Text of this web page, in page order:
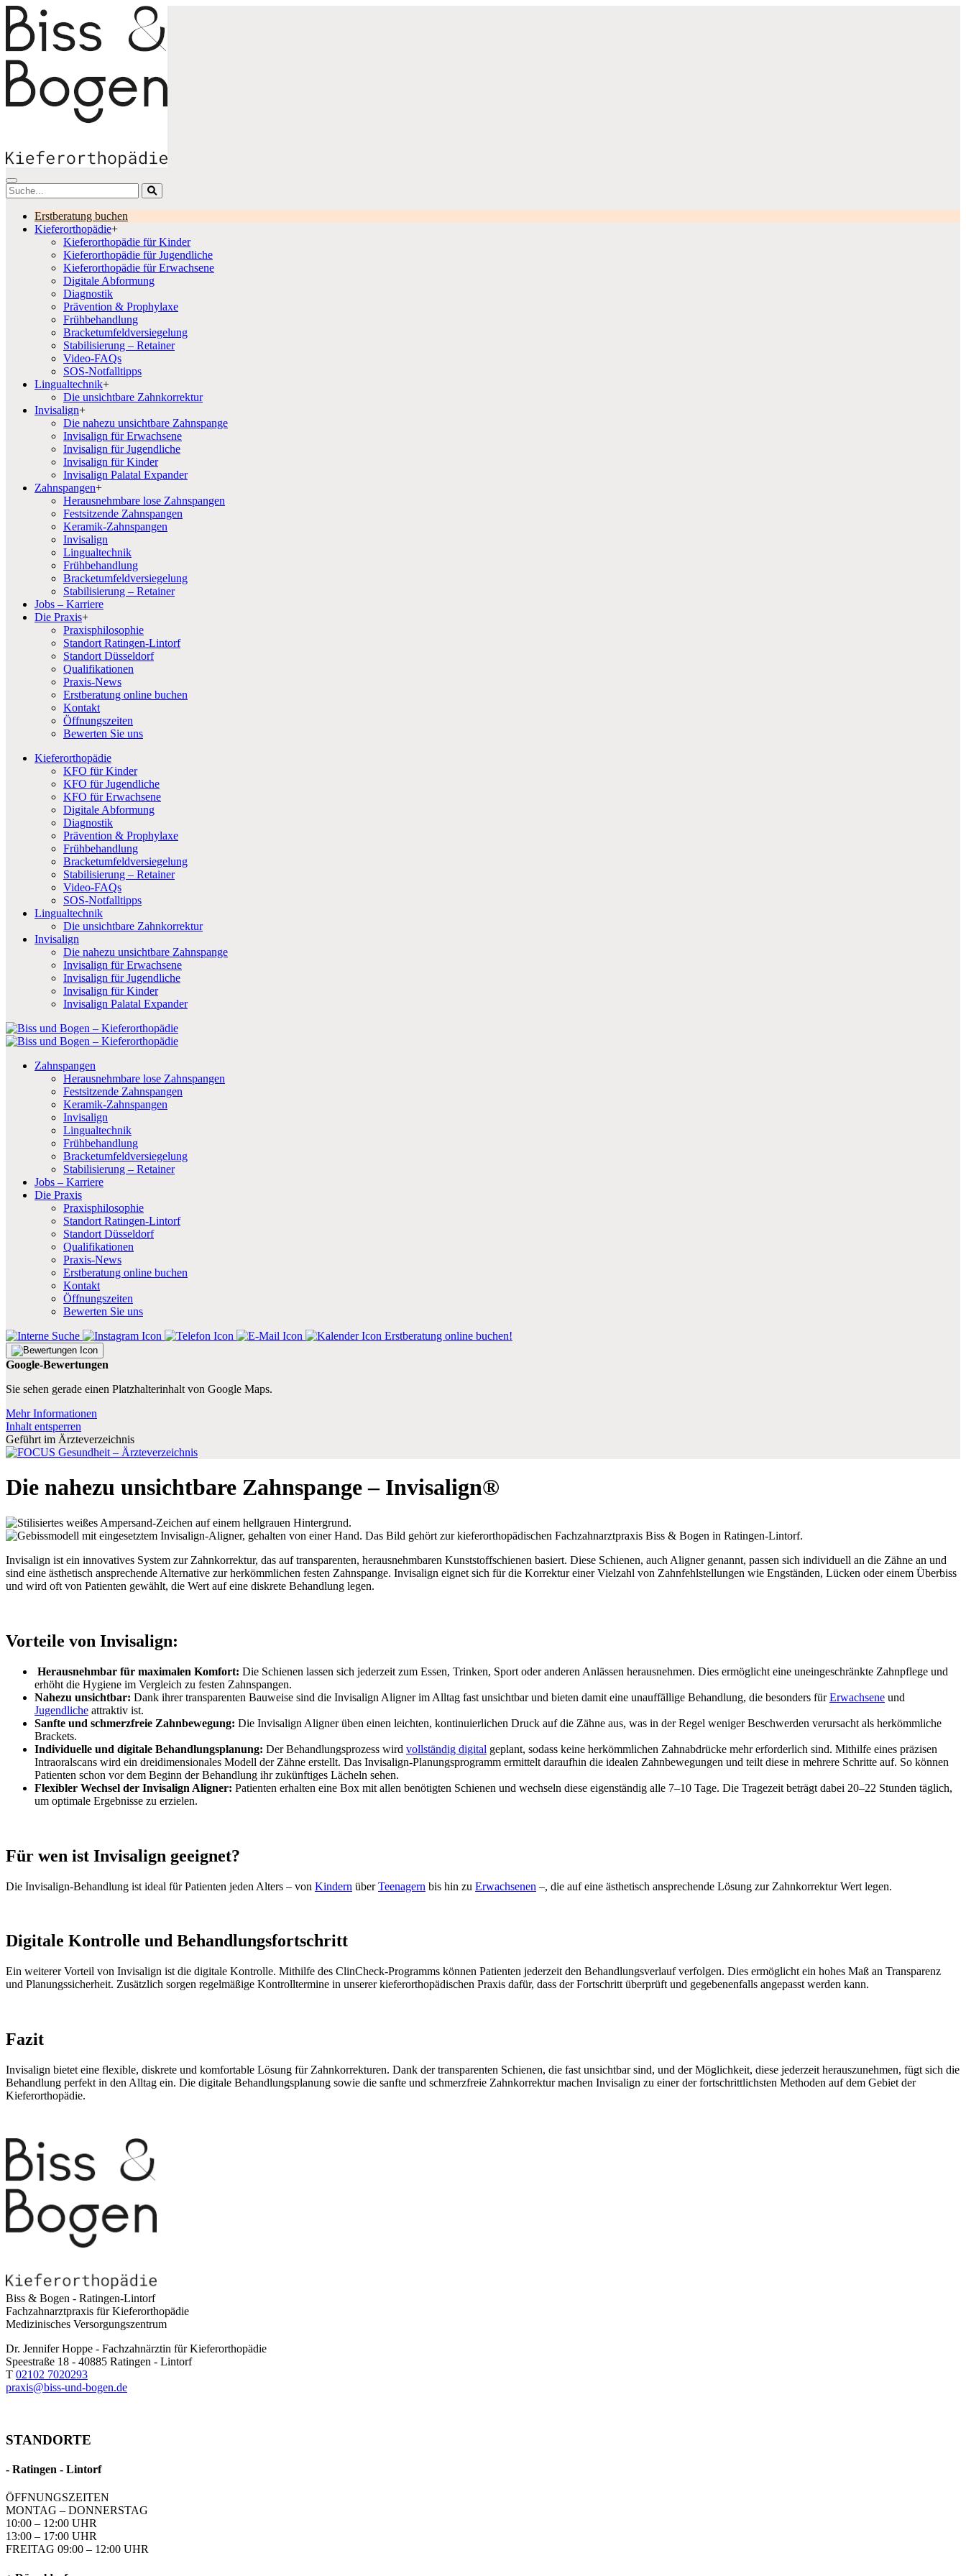
Skip
to
content
Erstberatung buchen
Kieferorthopädie+
Kieferorthopädie für Kinder
Kieferorthopädie für Jugendliche
Kieferorthopädie für Erwachsene
Digitale Abformung
Diagnostik
Prävention & Prophylaxe
Frühbehandlung
Bracketumfeldversiegelung
Stabilisierung – Retainer
Video-FAQs
SOS-Notfalltipps
Lingualtechnik+
Die unsichtbare Zahnkorrektur
Invisalign+
Die nahezu unsichtbare Zahnspange
Invisalign für Erwachsene
Invisalign für Jugendliche
Invisalign für Kinder
Invisalign Palatal Expander
Zahnspangen+
Herausnehmbare lose Zahnspangen
Festsitzende Zahnspangen
Keramik-Zahnspangen
Invisalign
Lingualtechnik
Frühbehandlung
Bracketumfeldversiegelung
Stabilisierung – Retainer
Jobs – Karriere
Die Praxis+
Praxisphilosophie
Standort Ratingen-Lintorf
Standort Düsseldorf
Qualifikationen
Praxis-News
Erstberatung online buchen
Kontakt
Öffnungszeiten
Bewerten Sie uns
Kieferorthopädie
KFO für Kinder
KFO für Jugendliche
KFO für Erwachsene
Digitale Abformung
Diagnostik
Prävention & Prophylaxe
Frühbehandlung
Bracketumfeldversiegelung
Stabilisierung – Retainer
Video-FAQs
SOS-Notfalltipps
Lingualtechnik
Die unsichtbare Zahnkorrektur
Invisalign
Die nahezu unsichtbare Zahnspange
Invisalign für Erwachsene
Invisalign für Jugendliche
Invisalign für Kinder
Invisalign Palatal Expander
Zahnspangen
Herausnehmbare lose Zahnspangen
Festsitzende Zahnspangen
Keramik-Zahnspangen
Invisalign
Lingualtechnik
Frühbehandlung
Bracketumfeldversiegelung
Stabilisierung – Retainer
Jobs – Karriere
Die Praxis
Praxisphilosophie
Standort Ratingen-Lintorf
Standort Düsseldorf
Qualifikationen
Praxis-News
Erstberatung online buchen
Kontakt
Öffnungszeiten
Bewerten Sie uns
Erstberatung online buchen!
Google-Bewertungen
Sie sehen gerade einen Platzhalterinhalt von Google Maps.
Mehr Informationen
Inhalt entsperren
Geführt im Ärzteverzeichnis
Die nahezu unsichtbare Zahnspange – Invisalign®
Invisalign ist ein innovatives System zur Zahnkorrektur, das auf transparenten, herausnehmbaren Kunststoffschienen basiert. Diese Schienen, auch Aligner genannt, passen sich individuell an die Zähne an und
sind eine ästhetisch ansprechende Alternative zur herkömmlichen festen Zahnspange. Invisalign eignet sich für die Korrektur einer Vielzahl von Zahnfehlstellungen wie Engständen, Lücken oder einem Überbiss
und wird oft von Patienten gewählt, die Wert auf eine diskrete Behandlung legen.
Vorteile von Invisalign:
Herausnehmbar für maximalen Komfort: Die Schienen lassen sich jederzeit zum Essen, Trinken, Sport oder anderen Anlässen herausnehmen. Dies ermöglicht eine uneingeschränkte Zahnpflege und
erhöht die Hygiene im Vergleich zu festen Zahnspangen.
Nahezu unsichtbar: Dank ihrer transparenten Bauweise sind die Invisalign Aligner im Alltag fast unsichtbar und bieten damit eine unauffällige Behandlung, die besonders fürErwachsene und
Jugendliche attraktiv ist.
Sanfte und schmerzfreie Zahnbewegung: Die Invisalign Aligner üben einen leichten, kontinuierlichen Druck auf die Zähne aus, was in der Regel weniger Beschwerden verursacht als herkömmliche
Brackets.
Individuelle und digitale Behandlungsplanung: Der Behandlungsprozess wird vollständig digital geplant, sodass keine herkömmlichen Zahnabdrücke mehr erforderlich sind. Mithilfe eines präzisen
Intraoralscans wird ein dreidimensionales Modell der Zähne erstellt. Das Invisalign-Planungsprogramm ermittelt daraufhin die idealen Zahnbewegungen und teilt diese in mehrere Schritte auf. So können
Patienten schon vor dem Beginn der Behandlung ihr zukünftiges Lächeln sehen.
Flexibler Wechsel der Invisalign Aligner: Patienten erhalten eine Box mit allen benötigten Schienen und wechseln diese eigenständig alle 7–10 Tage. Die Tragezeit beträgt dabei 20–22 Stunden täglich,
um optimale Ergebnisse zu erzielen.
Für wen ist Invisalign geeignet?
Die Invisalign-Behandlung ist ideal für Patienten jeden Alters – von Kindern überTeenagern bis hin zu Erwachsenen –, die auf eine ästhetisch ansprechende Lösung zur Zahnkorrektur Wert legen.
Digitale Kontrolle und Behandlungsfortschritt
Ein weiterer Vorteil von Invisalign ist die digitale Kontrolle. Mithilfe des ClinCheck-Programms können Patienten jederzeit den Behandlungsverlauf verfolgen. Dies ermöglicht ein hohes Maß an Transparenz
und Planungssicherheit. Zusätzlich sorgen regelmäßige Kontrolltermine in unserer kieferorthopädischen Praxis dafür, dass der Fortschritt überprüft und gegebenenfalls angepasst werden kann.
Fazit
Invisalign bietet eine flexible, diskrete und komfortable Lösung für Zahnkorrekturen. Dank der transparenten Schienen, die fast unsichtbar sind, und der Möglichkeit, diese jederzeit herauszunehmen, fügt sich die
Behandlung perfekt in den Alltag ein. Die digitale Behandlungsplanung sowie die sanfte und schmerzfreie Zahnkorrektur machen Invisalign zu einer der fortschrittlichsten Methoden auf dem Gebiet der
Kieferorthopädie.
Biss & Bogen - Ratingen-Lintorf
Fachzahnarztpraxis für Kieferorthopädie
Medizinisches Versorgungszentrum
Dr. Jennifer Hoppe - Fachzahnärztin für Kieferorthopädie
Speestraße 18 - 40885 Ratingen - Lintorf
T 02102 7020293
praxis@biss-und-bogen.de
STANDORTE
- Ratingen - Lintorf
ÖFFNUNGSZEITEN
MONTAG – DONNERSTAG
10:00 – 12:00 UHR
13:00 – 17:00 UHR
FREITAG 09:00 – 12:00 UHR